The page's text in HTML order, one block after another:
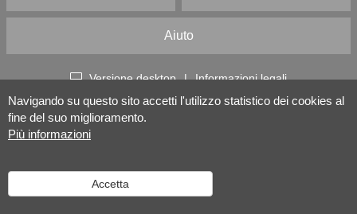
Navigando su questo sito accetti l'utilizzo statistico dei cookies al
fine del suo miglioramento.
Più informazioni
Accetta
Aiuto
Versione desktop | Informazioni legali